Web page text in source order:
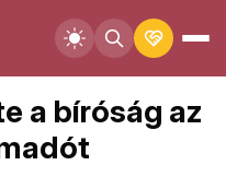
a bíróság az